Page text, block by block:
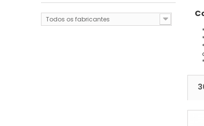
Todos os fabricantes